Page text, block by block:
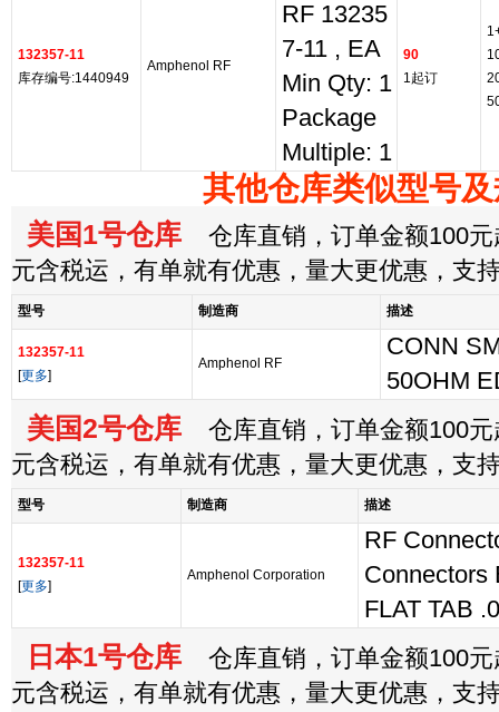
132357-11
库存编号:1440949
Amphenol RF
RF 13235
7-11 , EA
Min Qty: 1
Package
Multiple: 1
90
1起订
其他仓库类似型号
美国1号仓库 仓库直销，订单金额100元
元含税运，有单就有优惠，量大更优惠，支
型号 制造商 描述
132357-11
[更多]
Amphenol RF
CONN
50OHM
美国2号仓库 仓库直销，订单金额100元
元含税运，有单就有优惠，量大更优惠，支
型号 制造商 描述
132357-11
[更多]
Amphenol Corporation
RF
Connectors
FLAT TAB
日本1号仓库 仓库直销，订单金额100元
元含税运，有单就有优惠，量大更优惠，支